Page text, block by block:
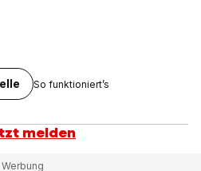
So funktioniert’s
melden